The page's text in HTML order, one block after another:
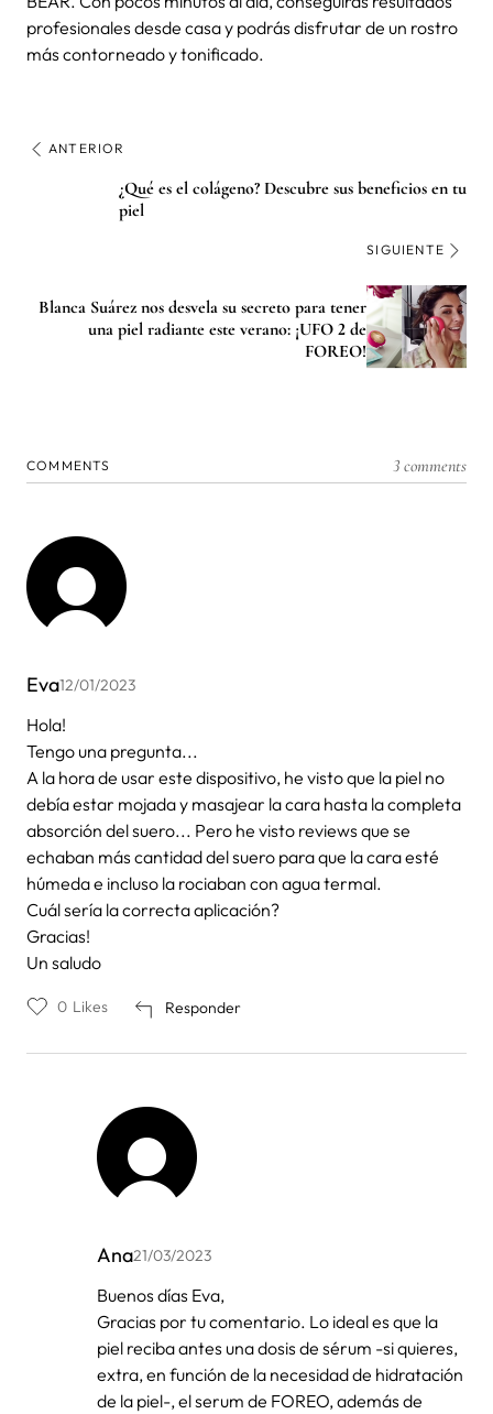
profesionales desde casa y podrás disfrutar de un rostro
más contorneado y tonificado.
ANTERIOR
¿Qué es el colágeno? Descubre sus beneficios en tu
piel
SIGUIENTE
Blanca Suárez nos desvela su secreto para tener
una piel radiante este verano: ¡UFO 2 de
FOREO!
COMMENTS 3 comments
Eva12/01/2023
Hola!
Tengo una pregunta...
A la hora de usar este dispositivo, he visto que la piel no
debía estar mojada y masajear la cara hasta la completa
absorción del suero... Pero he visto reviews que se
echaban más cantidad del suero para que la cara esté
húmeda e incluso la rociaban con agua termal.
Cuál sería la correcta aplicación?
Gracias!
Un saludo
Responder
0 Likes
Ana21/03/2023
En
respuesta
a
Eva
Buenos días Eva,
Gracias por tu comentario. Lo ideal es que la
piel reciba antes una dosis de sérum -si quieres,
extra, en función de la necesidad de hidratación
de la piel-, el serum de FOREO, además de